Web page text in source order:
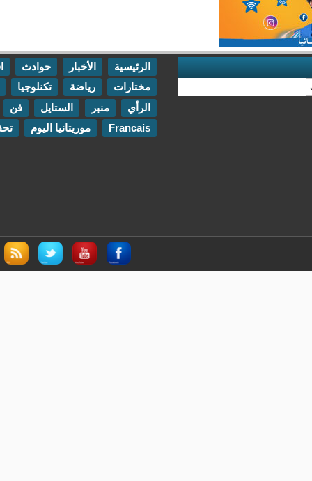
حوادث
اقتصاد
تكنلوجيا
مقابلات
الستايل فن
اتصل بنا
موريتانيا اليوم تحقيقات